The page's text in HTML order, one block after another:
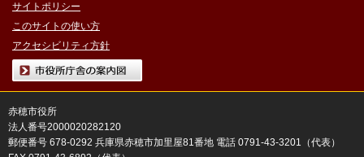
サイトポリシー
このサイトの使い方
アクセシビリティ方針
市役所庁舎の案内図
赤穂市役所
法人番号2000020282120
郵便番号 678-0292 兵庫県赤穂市加里屋81番地 電話 0791-43-3201（代表）